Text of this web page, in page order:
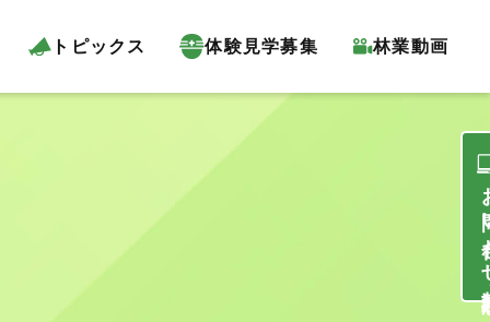
トピックス 体験見学募集 林業動画
お問